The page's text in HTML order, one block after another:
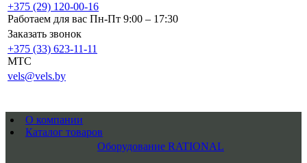
+375 (29) 120-00-16
Работаем для вас Пн-Пт 9:00 – 17:30
Заказать звонок
+375 (33) 623-11-11
MTC
vels@vels.by
О компании
Каталог товаров
Оборудование RATIONAL